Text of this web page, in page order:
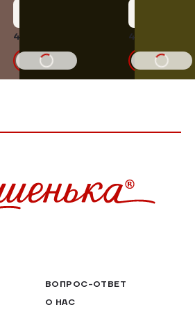
409,64 ₽
В КОРЗИНУ
480,00 ₽
В КОРЗИНУ
ВОПРОС-ОТВЕТ
О НАС